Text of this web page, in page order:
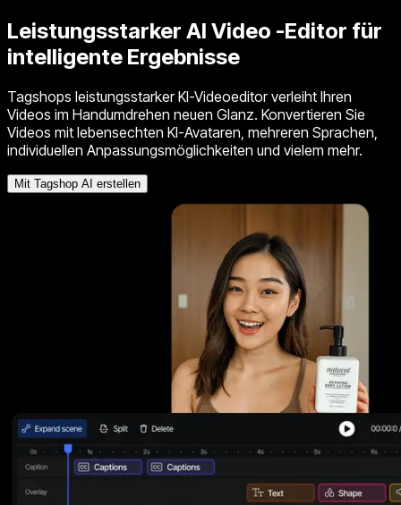
Leistungsstarker AI Video -Editor für
intelligente Ergebnisse
Tagshops leistungsstarker KI-Videoeditor verleiht Ihren
Videos im Handumdrehen neuen Glanz. Konvertieren Sie
Videos mit lebensechten KI-Avataren, mehreren Sprachen,
individuellen Anpassungsmöglichkeiten und vielem mehr.
Mit Tagshop AI erstellen